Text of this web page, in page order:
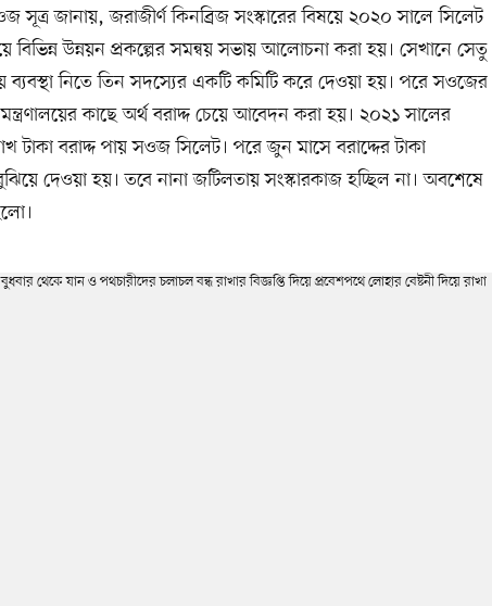
সূত্র জানায়, জরাজীর্ণ কিনব্রিজ সংস্কারের বিষয়ে ২০২০ সালে সিলেট
বিভিন্ন উন্নয়ন প্রকল্পের সমন্বয় সভায় আলোচনা করা হয়। সেখানে সেতু
ব্যবস্থা নিতে তিন সদস্যের একটি কমিটি করে দেওয়া হয়। পরে সওজের
কাছে অর্থ বরাদ্দ চেয়ে আবেদন করা হয়। ২০২১ সালের
টাকা বরাদ্দ পায় সওজ সিলেট। পরে জুন মাসে বরাদ্দের টাকা
দেওয়া হয়। তবে নানা জটিলতায় সংস্কারকাজ হচ্ছিল না। অবশেষে